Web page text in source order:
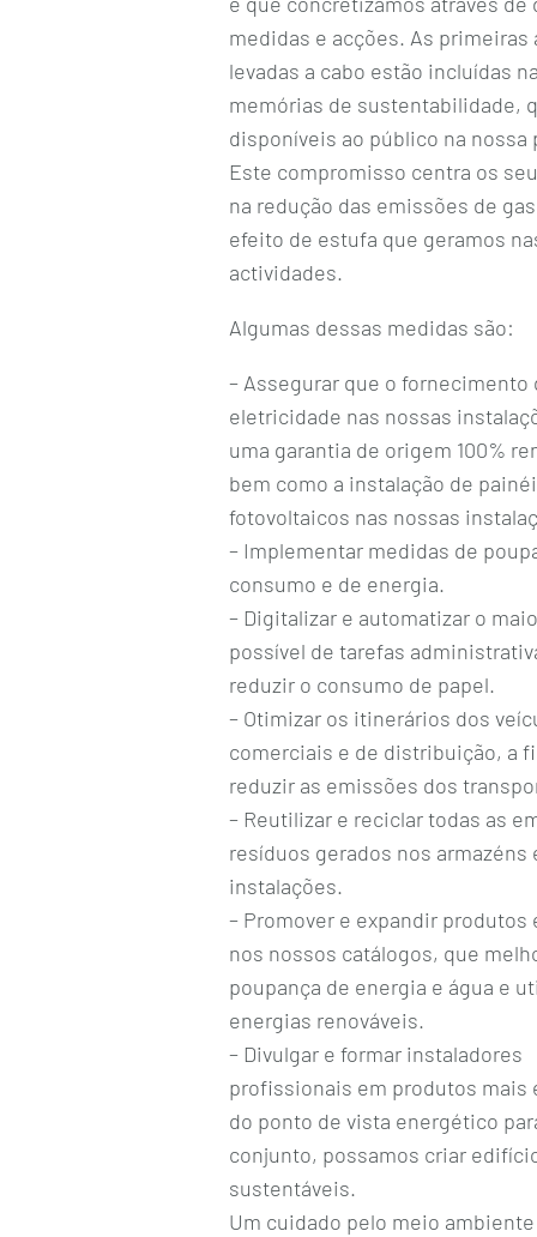
medidas e acções. As primeiras
levadas a cabo estão incluídas
memórias de sustentabilidade,
disponíveis ao público na nossa
Este compromisso centra os
na redução das emissões de
efeito de estufa que geramos
actividades.
Algumas dessas medidas são:
– Assegurar que o fornecimento
eletricidade nas nossas
uma garantia de origem 100%
bem como a instalação de
fotovoltaicos nas nossas
– Implementar medidas de
consumo e de energia.
– Digitalizar e automatizar o
possível de tarefas
reduzir o consumo de papel.
– Otimizar os itinerários dos
comerciais e de distribuição, a
reduzir as emissões dos
– Reutilizar e reciclar todas as
resíduos gerados nos armazéns
instalações.
– Promover e expandir
nos nossos catálogos, que
poupança de energia e água e
energias renováveis.
– Divulgar e formar instaladores
profissionais em produtos mais
do ponto de vista energético
conjunto, possamos criar
sustentáveis.
Um cuidado pelo meio